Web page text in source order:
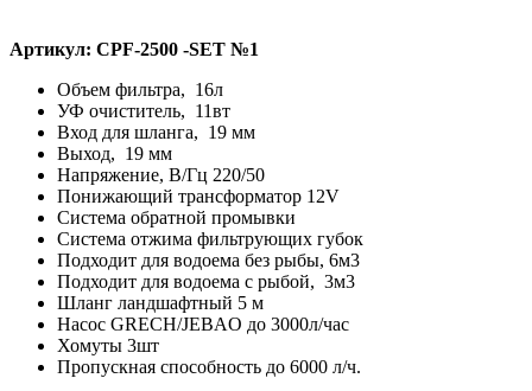
Артикул: CPF-2500 -SET №1
Объем фильтра, 16л
УФ очиститель, 11вт
Вход для шланга, 19 мм
Выход, 19 мм
Напряжение, В/Гц 220/50
Понижающий трансформатор 12V
Система обратной промывки
Система отжима фильтрующих губок
Подходит для водоема без рыбы, 6м3
Подходит для водоема с рыбой, 3м3
Шланг ландшафтный 5 м
Насос GRECH/JEBAO до 3000л/час
Хомуты 3шт
Пропускная способность до 6000 л/ч.